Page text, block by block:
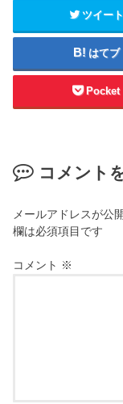
ツイート
はてブ
Pocket
コメント
メールアドレスが公
欄は必須項目です
コメント ※